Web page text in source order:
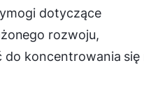
dotyczące
rozwoju,
do koncentrowania się